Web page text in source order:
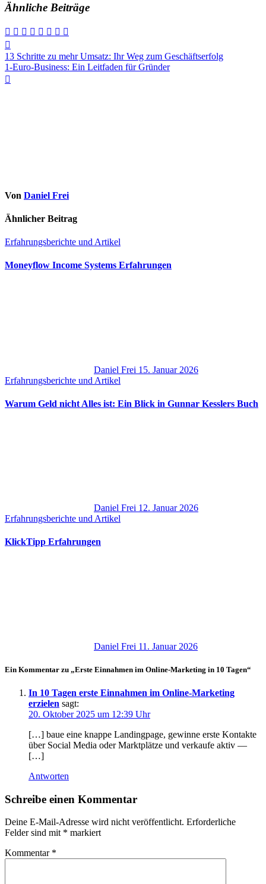
Ähnliche Beiträge
Beitragsnavigation
13 Schritte zu mehr Umsatz: Ihr Weg zum Geschäftserfolg
1-Euro-Business: Ein Leitfaden für Gründer
Von Daniel Frei
Ähnlicher Beitrag
Erfahrungsberichte und Artikel
Moneyflow Income Systems Erfahrungen
Daniel Frei 15. Januar 2026
Erfahrungsberichte und Artikel
Warum Geld nicht Alles ist: Ein Blick in Gunnar Kesslers Buch
Daniel Frei 12. Januar 2026
Erfahrungsberichte und Artikel
KlickTipp Erfahrungen
Daniel Frei 11. Januar 2026
Ein Kommentar zu „Erste Einnahmen im Online-Marketing in 10 Tagen“
In 10 Tagen erste Einnahmen im Online‑Marketing
erzielen sagt:
20. Oktober 2025 um 12:39 Uhr
[…] baue e‬ine knappe Landingpage, gewinne e‬rste Kontakte
ü‬ber Social Media o‬der Marktplätze u‬nd verkaufe aktiv —
[…]
Antworten
Schreibe einen Kommentar
Deine E-Mail-Adresse wird nicht veröffentlicht. Erforderliche
Felder sind mit * markiert
Kommentar *